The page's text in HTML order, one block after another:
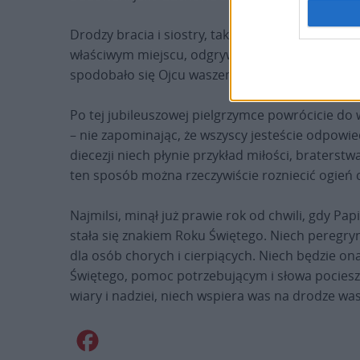
Drodzy bracia i siostry, tak, to prawda, każdy z
właściwym miejscu, odgrywa ważną rolę dla
spodobało się Ojcu waszemu dać wam
Po tej jubileuszowej pielgrzymce powrócicie do
– nie zapominając, że wszyscy jesteście
diecezji niech płynie przykład miłości,
ten sposób można rzeczywiście rozniecić ogień
Najmilsi, minął już prawie rok od chwili, gdy
stała się znakiem Roku Świętego. Niech
dla osób chorych i cierpiących. Niech będzie
Świętego, pomoc potrzebującym i słowa
wiary i nadziei, niech wspiera was na drodze